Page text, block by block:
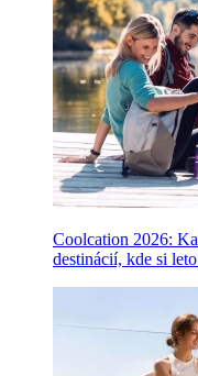
Coolcation 2026:
destinácií, kde si